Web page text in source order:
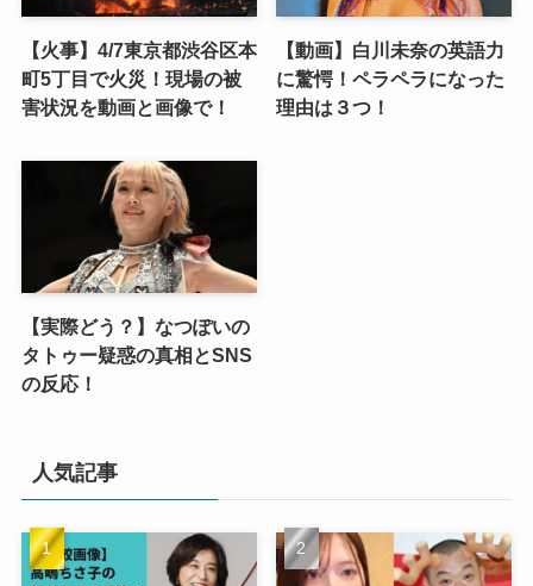
【火事】4/7東京都渋谷区本
町5丁目で火災！現場の被
害状況を動画と画像で！
【動画】白川未奈の英語力
に驚愕！ペラペラになった
理由は３つ！
【実際どう？】なつぽいの
タトゥー疑惑の真相とSNS
の反応！
人気記事